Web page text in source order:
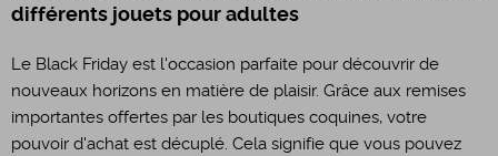
différents jouets pour adultes
Le Black Friday est l'occasion parfaite pour découvrir de
nouveaux horizons en matière de plaisir. Grâce aux remises
importantes offertes par les boutiques coquines, votre
pouvoir d'achat est décuplé. Cela signifie que vous pouvez